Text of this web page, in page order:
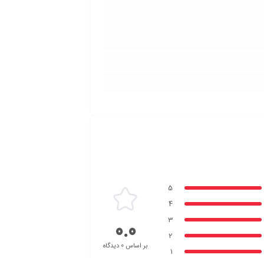
5
4
3
2
1
0.0بر اساس 0 دیدگاه